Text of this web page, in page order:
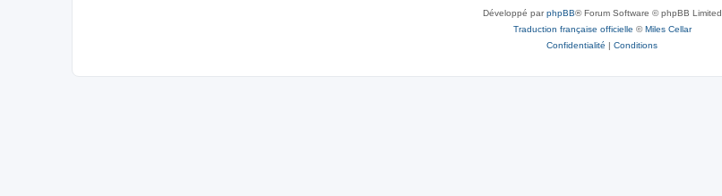
Développé parphpBB® Forum Software © phpBB Limited
Traduction française officielle ©Miles Cellar
Confidentialité | Conditions